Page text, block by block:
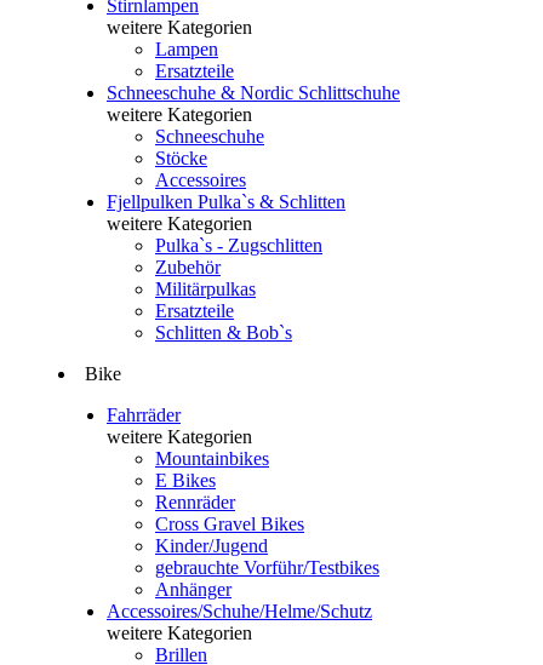
Stirnlampen
weitere Kategorien
Lampen
Ersatzteile
Schneeschuhe & Nordic Schlittschuhe
weitere Kategorien
Schneeschuhe
Stöcke
Accessoires
Fjellpulken Pulka`s & Schlitten
weitere Kategorien
Pulka`s - Zugschlitten
Zubehör
Militärpulkas
Ersatzteile
Schlitten & Bob`s
Bike
Fahrräder
weitere Kategorien
Mountainbikes
E Bikes
Rennräder
Cross Gravel Bikes
Kinder/Jugend
gebrauchte Vorführ/Testbikes
Anhänger
Accessoires/Schuhe/Helme/Schutz
weitere Kategorien
Brillen